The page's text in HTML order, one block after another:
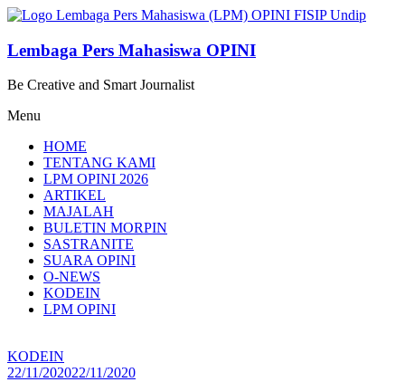
Lompat
konten
Lembaga Pers Mahasiswa OPINI
Be Creative and Smart Journalist
Menu
HOME
TENTANG KAMI
LPM OPINI 2026
ARTIKEL
MAJALAH
BULETIN MORPIN
SASTRANITE
SUARA OPINI
O-NEWS
KODEIN
LPM OPINI
KODEIN
22/11/202022/11/2020